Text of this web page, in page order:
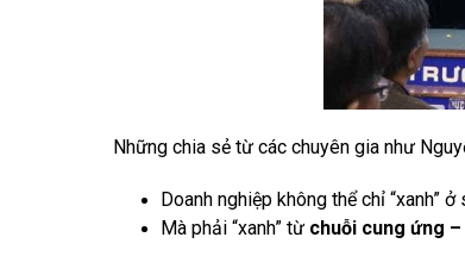
Những chia sẻ từ các chuyên gia như
Doanh nghiệp không thể chỉ “xanh”
Mà phải “xanh” từ chuỗi cung ứng